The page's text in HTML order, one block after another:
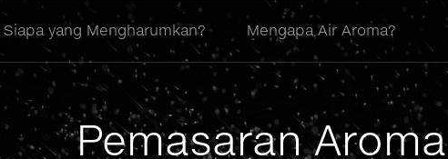
Siapa yang Mengharumkan? Mengapa Air Aroma?
Pemasaran Aroma